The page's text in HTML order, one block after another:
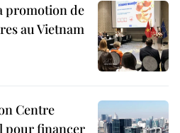
promotion de
au Vietnam
Centre
pour financer